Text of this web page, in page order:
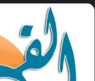
إلكترونيا